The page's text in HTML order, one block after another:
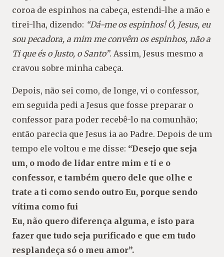
coroa de espinhos na cabeça, estendi-lhe a mão e
tirei-lha, dizendo: “Dá-me os espinhos! Ó, Jesus, eu
sou pecadora, a mim me convêm os espinhos, não a
Ti que és o Justo, o Santo”. Assim, Jesus mesmo a
cravou sobre minha cabeça.
Depois, não sei como, de longe, vi o confessor,
em seguida pedi a Jesus que fosse preparar o
confessor para poder recebê-lo na comunhão;
então parecia que Jesus ia ao Padre. Depois de um
tempo ele voltou e me disse: “Desejo que seja
um, o modo de lidar entre mim e ti e o
confessor, e também quero dele que olhe e
trate a ti como sendo outro Eu, porque sendo
vítima como fui
Eu, não quero diferença alguma, e isto para
fazer que tudo seja purificado e que em tudo
resplandeça só o meu amor”.